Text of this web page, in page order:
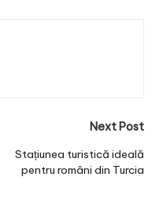
Next Post
Stațiunea turistică ideală
pentru români din Turcia